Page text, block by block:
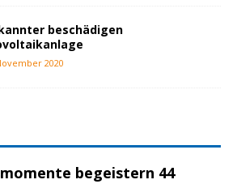
beschädigen
2020
begeistern 44